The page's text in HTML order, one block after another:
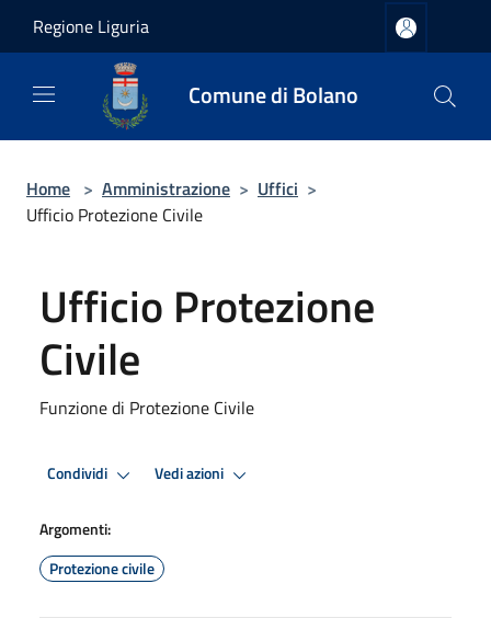
Regione Liguria
Comune di Bolano
Home > Amministrazione > Uffici >
Ufficio Protezione Civile
Ufficio Protezione
Civile
Funzione di Protezione Civile
Condividi Vedi azioni
Argomenti:
Protezione civile